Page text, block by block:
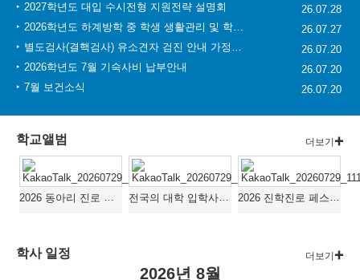
2027학년도 대입 수시전형 지원전략 설명회
26.07.28
2026학년도 하계방학 중 학생 생활관리 및 학습지도 협조 안내 가정통신문
26.07.27
별도검사(결핵검사) 유소견자 검진 안내 가정통신문
26.07.20
2026학년도 7월 기숙사비 납부안내
26.07.20
7월 보건소식
26.07.20
학교앨범 더보기
2026 동아리 진로 활동 연계 지역 미래 인력양성 프로그램 전국의 대학 입학사정관과 함께하는 대학 입학 정보 박람회 참여 2026 진학진로 페스타 부스 운영
학사 일정 더보기
2026년 8월